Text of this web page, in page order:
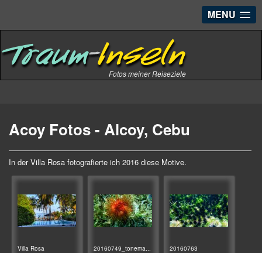
MENU
Fotos meiner Reiseziele
Acoy Fotos - Alcoy, Cebu
In der Villa Rosa fotografierte ich 2016 diese Motive.
Villa Rosa 20160749_tonema... 20160763